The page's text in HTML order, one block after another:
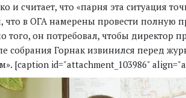
и считает, что «парня эта ситуация
что в ОГА намерены провести полную
того, он потребовал, чтобы директор
собрания Горнак извинился перед
[caption id="attachment_103986"